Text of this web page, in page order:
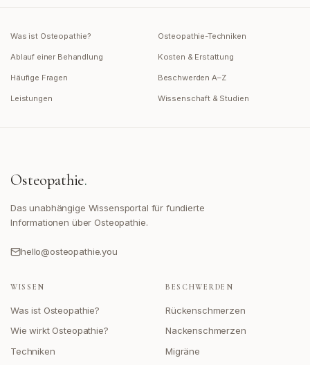
Was ist Osteopathie? Osteopathie-Techniken
Ablauf einer Behandlung Kosten & Erstattung
Häufige Fragen Beschwerden A–Z
Leistungen Wissenschaft & Studien
Osteopathie.
Das unabhängige Wissensportal für fundierte
Informationen über Osteopathie.
hello@osteopathie.you
WISSEN
Was ist Osteopathie?
Wie wirkt Osteopathie?
Techniken
BESCHWERDEN
Rückenschmerzen
Nackenschmerzen
Migräne